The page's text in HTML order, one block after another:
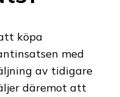
köpa
med
av tidigare
däremot att